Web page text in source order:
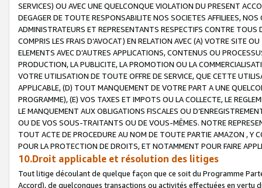
SERVICES) OU AVEC UNE QUELCONQUE VIOLATION DU PRESENT
DEGAGER DE TOUTE RESPONSABILITE NOS SOCIETES AFFILIEES,
ADMINISTRATEURS ET REPRESENTANTS RESPECTIFS CONTRE
COMPRIS LES FRAIS D’AVOCAT) EN RELATION AVEC (A) VOTRE SITE
ELEMENTS AVEC D’AUTRES APPLICATIONS, CONTENUS OU
PRODUCTION, LA PUBLICITE, LA PROMOTION OU LA
VOTRE UTILISATION DE TOUTE OFFRE DE SERVICE, QUE CETTE
APPLICABLE, (D) TOUT MANQUEMENT DE VOTRE PART A UNE
PROGRAMME), (E) VOS TAXES ET IMPOTS OU LA COLLECTE, LE
LE MANQUEMENT AUX OBLIGATIONS FISCALES OU
OU DE VOS SOUS-TRAITANTS OU DE VOUS-MÊMES. NOTRE
TOUT ACTE DE PROCEDURE AU NOM DE TOUTE PARTIE AMAZON , Y
POUR LA PROTECTION DE DROITS, ET NOTAMMENT POUR FAIRE
10.Droit applicable et résolution des litiges
Tout litige découlant de quelque façon que ce soit du Programme
Accord), de quelconques transactions ou activités effectuées en vertu